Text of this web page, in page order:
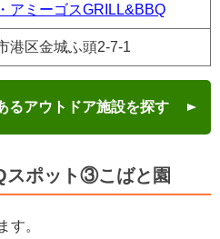
アミーゴスGRILL&BBQ
港区金城ふ頭2-7-1
るアウトドア施設を探す
スポット③こばと園
す。